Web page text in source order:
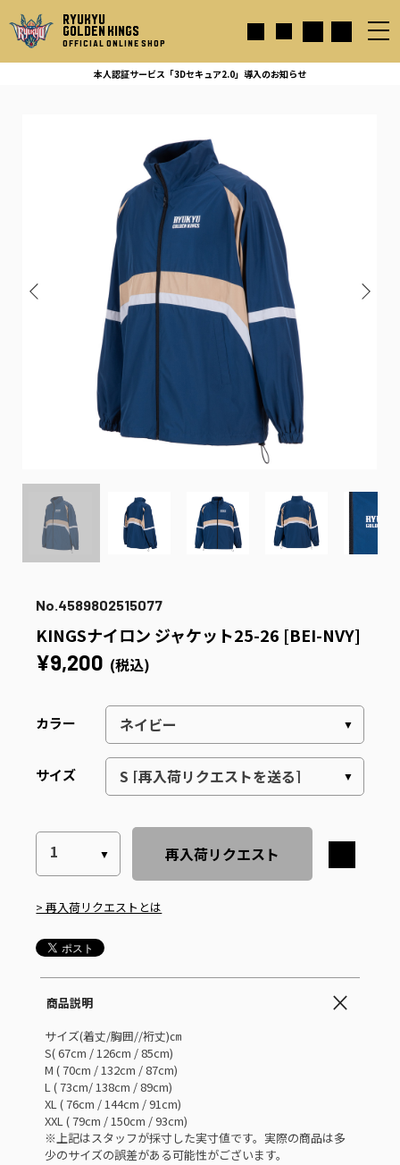
RYUKYU
GOLDEN KINGS
OFFICIAL ONLINE SHOP
本人認証サービス「3Dセキュア2.0」導入のお知らせ
No.4589802515077
KINGSナイロン ジャケット25-26 [BEI-NVY]
¥9,200 (税込)
カラー
サイズ
再入荷リクエスト
> 再入荷リクエストとは
商品説明
サイズ(着丈/胸囲//裄丈)㎝
S( 67cm / 126cm / 85cm)
M ( 70cm / 132cm / 87cm)
L ( 73cm/ 138cm / 89cm)
XL ( 76cm / 144cm / 91cm)
XXL ( 79cm / 150cm / 93cm)
※上記はスタッフが採寸した実寸値です。実際の商品は多
少のサイズの誤差がある可能性がございます。